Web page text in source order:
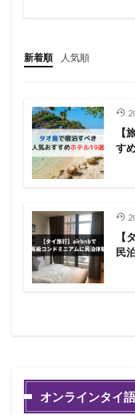
新着順 人気順
【
す
【
民
オンラインタイ